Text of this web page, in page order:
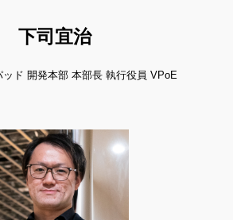
下司宜治
ド 開発本部 本部長 執行役員 VPoE